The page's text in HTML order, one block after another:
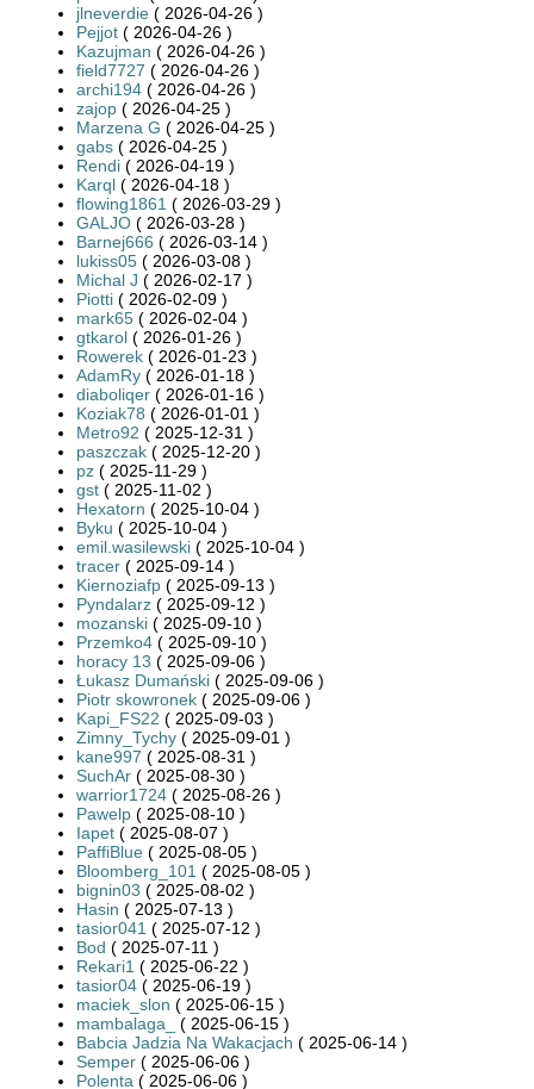
jlneverdie ( 2026-04-26 )
Pejjot ( 2026-04-26 )
Kazujman ( 2026-04-26 )
field7727 ( 2026-04-26 )
archi194 ( 2026-04-26 )
zajop ( 2026-04-25 )
Marzena G ( 2026-04-25 )
gabs ( 2026-04-25 )
Rendi ( 2026-04-19 )
Karql ( 2026-04-18 )
flowing1861 ( 2026-03-29 )
GALJO ( 2026-03-28 )
Barnej666 ( 2026-03-14 )
lukiss05 ( 2026-03-08 )
Michal J ( 2026-02-17 )
Piotti ( 2026-02-09 )
mark65 ( 2026-02-04 )
gtkarol ( 2026-01-26 )
Rowerek ( 2026-01-23 )
AdamRy ( 2026-01-18 )
diaboliqer ( 2026-01-16 )
Koziak78 ( 2026-01-01 )
Metro92 ( 2025-12-31 )
paszczak ( 2025-12-20 )
pz ( 2025-11-29 )
gst ( 2025-11-02 )
Hexatorn ( 2025-10-04 )
Byku ( 2025-10-04 )
emil.wasilewski ( 2025-10-04 )
tracer ( 2025-09-14 )
Kiernoziafp ( 2025-09-13 )
Pyndalarz ( 2025-09-12 )
mozanski ( 2025-09-10 )
Przemko4 ( 2025-09-10 )
horacy 13 ( 2025-09-06 )
Łukasz Dumański ( 2025-09-06 )
Piotr skowronek ( 2025-09-06 )
Kapi_FS22 ( 2025-09-03 )
Zimny_Tychy ( 2025-09-01 )
kane997 ( 2025-08-31 )
SuchAr ( 2025-08-30 )
warrior1724 ( 2025-08-26 )
Pawelp ( 2025-08-10 )
Iapet ( 2025-08-07 )
PaffiBlue ( 2025-08-05 )
Bloomberg_101 ( 2025-08-05 )
bignin03 ( 2025-08-02 )
Hasin ( 2025-07-13 )
tasior041 ( 2025-07-12 )
Bod ( 2025-07-11 )
Rekari1 ( 2025-06-22 )
tasior04 ( 2025-06-19 )
maciek_slon ( 2025-06-15 )
mambalaga_
( 2025-06-15 )
Babcia Jadzia Na Wakacjach ( 2025-06-14 )
Semper ( 2025-06-06 )
Polenta ( 2025-06-06 )